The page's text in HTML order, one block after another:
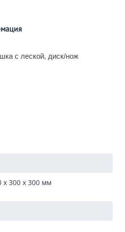
с леской, диск/нож
x 300 x 300 мм